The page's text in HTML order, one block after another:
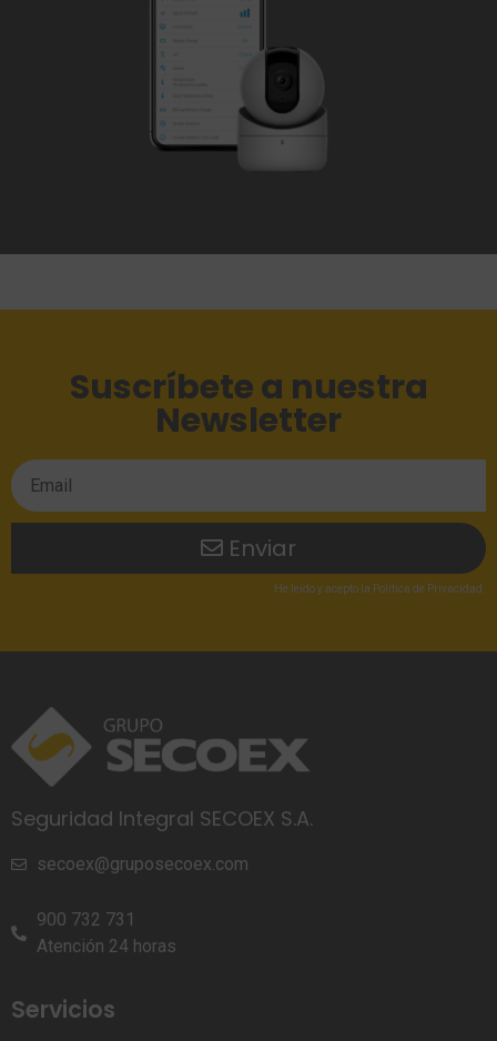
Suscríbete a nuestra
Newsletter
Enviar
He leídoy acepto la Política de Privacidad .
Seguridad Integral SECOEX S.A.
secoex@gruposecoex.com
900 732 731
Atención 24 horas
Servicios